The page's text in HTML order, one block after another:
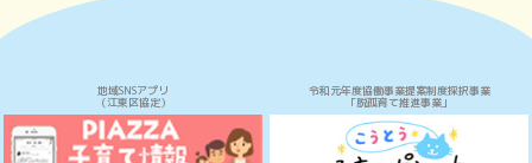
地域SNSアプリ
（江東区協定）
令和元年度協働事業提案制度採択事業
「脱孤育て推進事業」